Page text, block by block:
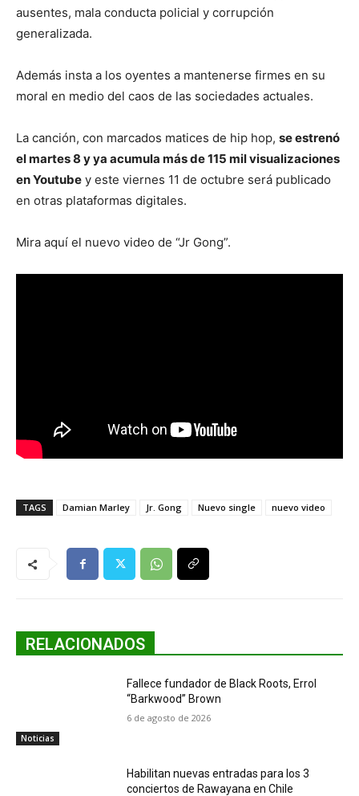
ausentes, mala conducta policial y corrupción
generalizada.
Además insta a los oyentes a mantenerse firmes en su
moral en medio del caos de las sociedades actuales.
La canción, con marcados matices de hip hop, se estrenó
el martes 8 y ya acumula más de 115 mil visualizaciones
en Youtube y este viernes 11 de octubre será publicado
en otras plataformas digitales.
Mira aquí el nuevo video de “Jr Gong”.
TAGS Damian Marley Jr. Gong Nuevo single nuevo video
RELACIONADOS
Noticias
Fallece fundador de Black Roots, Errol
“Barkwood” Brown
6 de agosto de 2026
Habilitan nuevas entradas para los 3
conciertos de Rawayana en Chile